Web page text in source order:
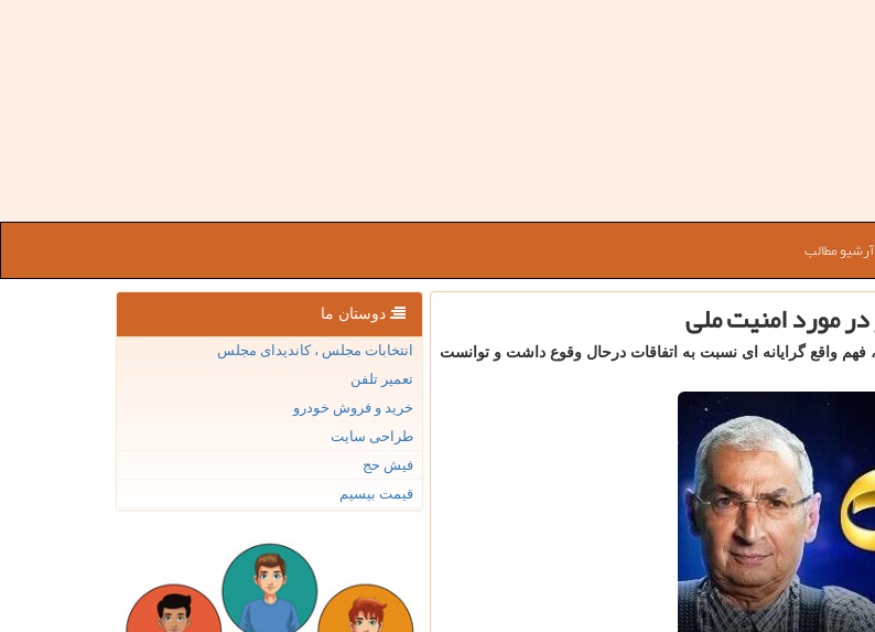
آرشیو مطالب
مورد امنیت ملی
واقع گرایانه ای نسبت به اتفاقات درحال وقوع داشت و توانست
دوستان ما
انتخابات مجلس ، کاندیدای مجلس
تعمیر تلفن
خرید و فروش خودرو
طراحی سایت
فیش حج
قیمت بیسیم